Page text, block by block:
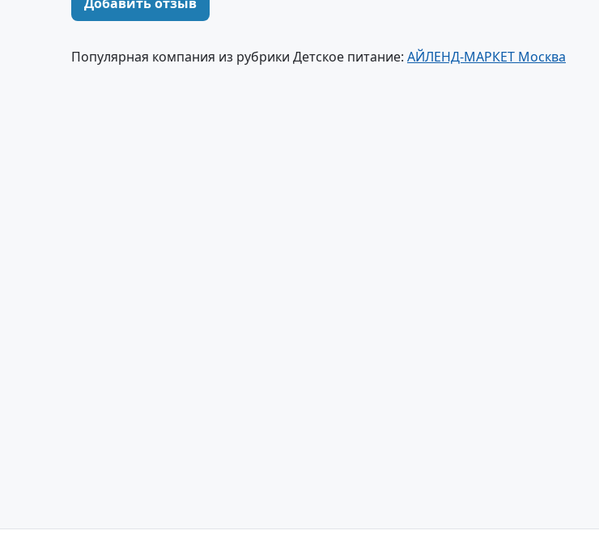
Популярная компания из рубрики Детское питание: АЙЛЕНД-МАРКЕТ Москва